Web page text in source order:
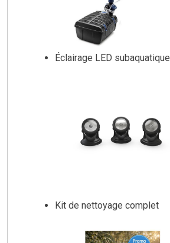
Éclairage LED subaquatique
Kit de nettoyage complet